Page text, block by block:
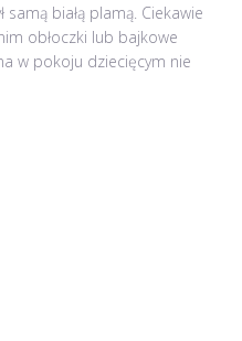
białą plamą. Ciekawie
obłoczki lub bajkowe
w pokoju dziecięcym nie